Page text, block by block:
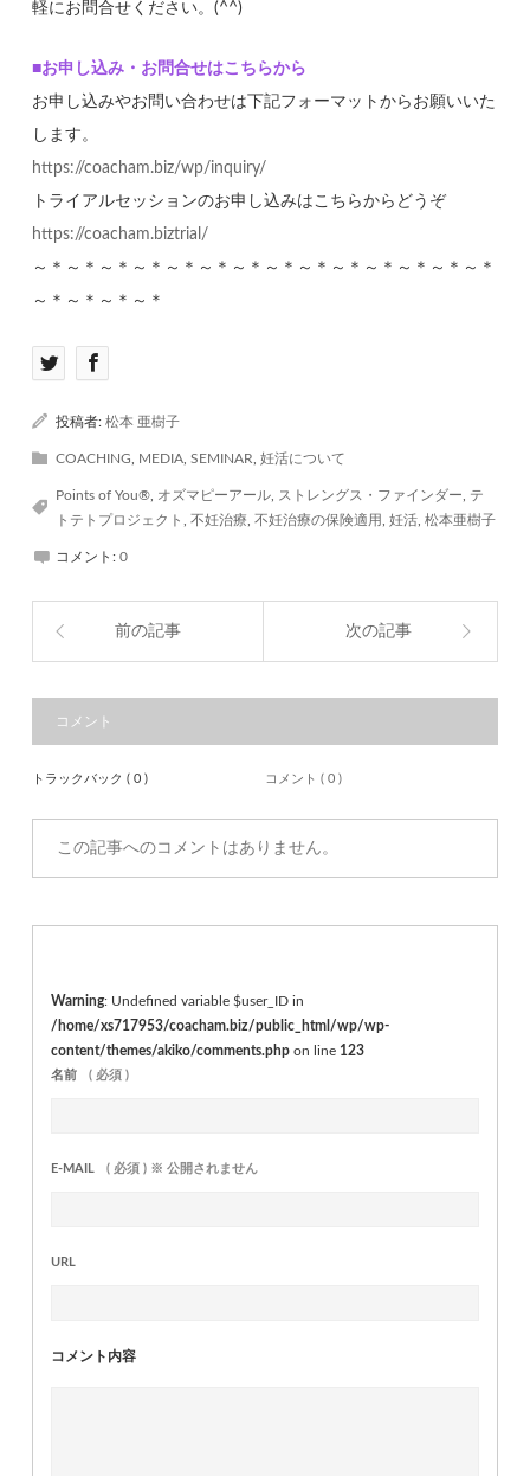
軽にお問合せください。(^^)
■お申し込み・お問合せはこちらから
お申し込みやお問い合わせは下記フォーマットからお願いいた
します。
https://coacham.biz/wp/inquiry/
トライアルセッションのお申し込みはこちらからどうぞ
https://coacham.biztrial/
～＊～＊～＊～＊～＊～＊～＊～＊～＊～＊～＊～＊～＊～＊
～＊～＊～＊～＊
投稿者:松本 亜樹子
COACHING MEDIA ,SEMINAR ,妊活について
Points of You® オズマピーアール ストレングス・ファインダー
テ
トテトプロジェクト
,不妊治療 ,不妊治療の保険適用 ,妊活 ,松本亜樹子
コメント:0
前の記事 次の記事
コメント
トラックバック ( 0 ) コメント ( 0 )
この記事へのコメントはありません。
Warning : Undefined variable $user_ID in
/home/xs717953/coacham.biz/public_html/wp/wp-
content/themes/akiko/comments.php on line 123
名前 ( 必須 )
E-MAIL ( 必須 ) ※ 公開されません
URL
コメント内容